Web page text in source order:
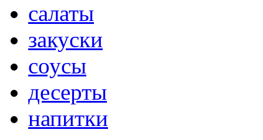
салаты
закуски
соусы
десерты
напитки